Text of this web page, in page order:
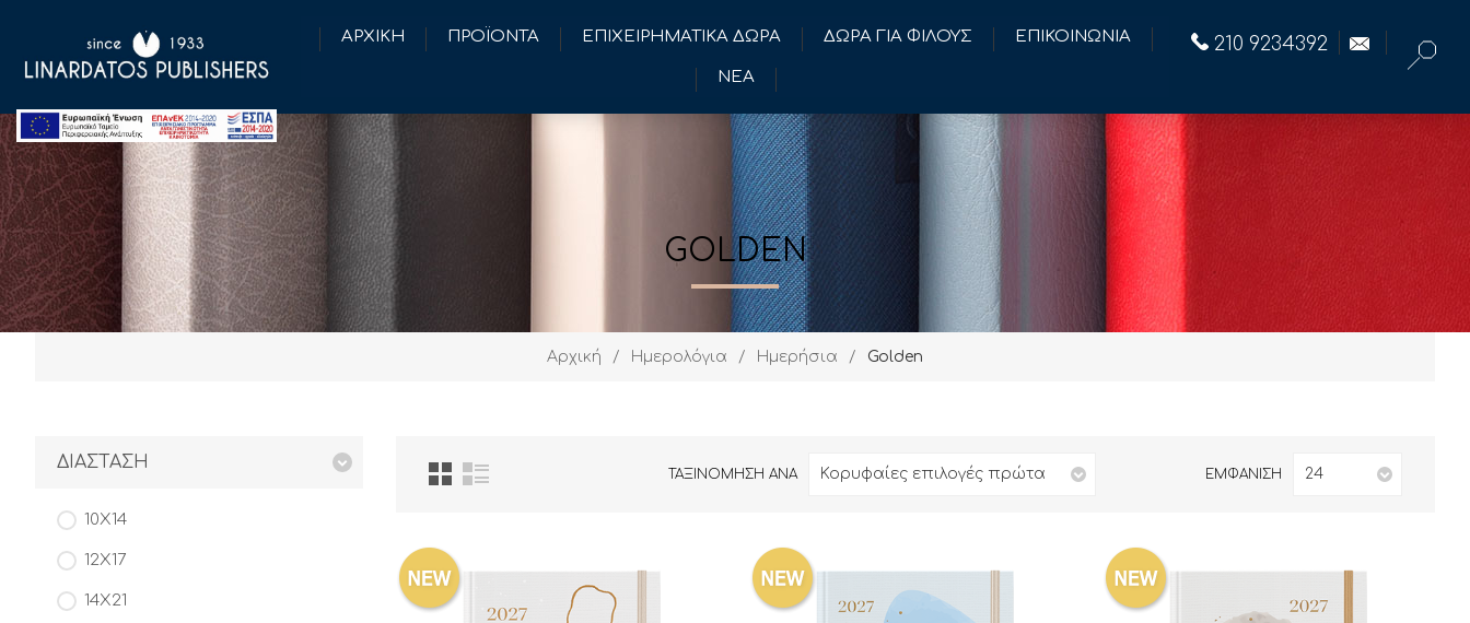
ΑΡΧΙΚΗ ΠΡΟΪΟΝΤΑ ΕΠΙΧΕΙΡΗΜΑΤΙΚΑ ΔΩΡΑ ΔΩΡΑ ΓΙΑ ΦΙΛΟΥΣ ΕΠΙΚΟΙΝΩΝΙΑ
ΝΕΑ
210 9234392
Αρχική / Ημερολόγια / Ημερήσια / Golden
GOLDEN
ΤΑΞΙΝΟΜΗΣΗ ΑΝΑ Κορυφαίες επιλογές πρώτα ΕΜΦΑΝΙΣΗ 24
ΔΙΑΣΤΑΣΗ
10Χ14
12Χ17
14Χ21